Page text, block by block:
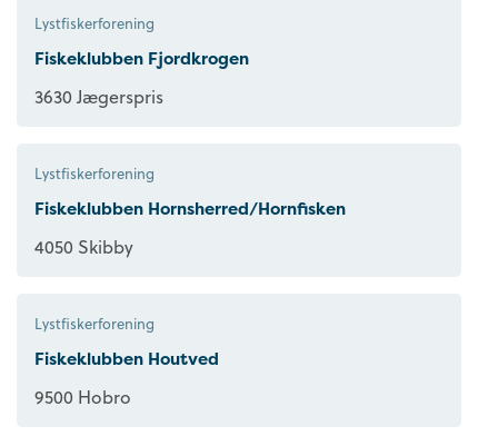
Lystfiskerforening
Fiskeklubben Fjordkrogen
3630 Jægerspris
Lystfiskerforening
Fiskeklubben Hornsherred/Hornfisken
4050 Skibby
Lystfiskerforening
Fiskeklubben Houtved
9500 Hobro